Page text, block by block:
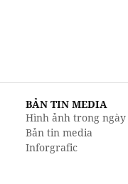
BẢN TIN MEDIA
Hình ảnh trong ngày
Bản tin media
Inforgrafic